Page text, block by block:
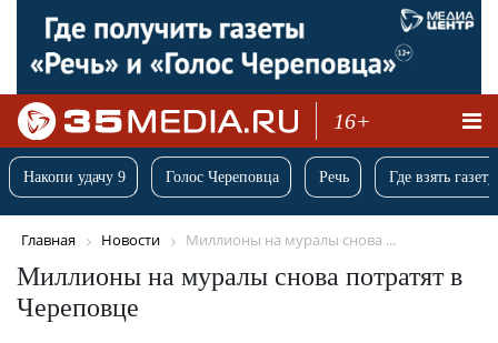
16+
Накопи удачу 9 Голос Череповца Речь Где взять
Главная Новости Миллионы на муралы снова ...
Миллионы на муралы снова потратят в
Череповце